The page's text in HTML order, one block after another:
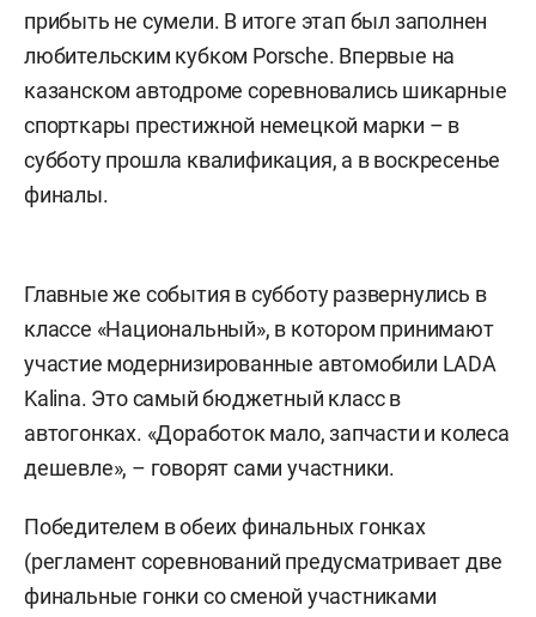
прибыть не сумели. В итоге этап был заполнен
любительским кубком Porsche. Впервые на
казанском автодроме соревновались шикарные
спорткары престижной немецкой марки – в
субботу прошла квалификация, а в воскресенье
финалы.
Главные же события в субботу развернулись в
классе «Национальный», в котором принимают
участие модернизированные автомобили LADA
Kalina. Это самый бюджетный класс в
автогонках. «Доработок мало, запчасти и колеса
дешевле», – говорят сами участники.
Победителем в обеих финальных гонках
(регламент соревнований предусматривает две
финальные гонки со сменой участниками